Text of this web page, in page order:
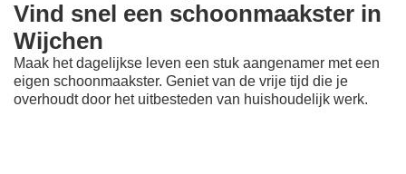
Vind snel een schoonmaakster in
Wijchen
Maak het dagelijkse leven een stuk aangenamer met een
eigen schoonmaakster. Geniet van de vrije tijd die je
overhoudt door het uitbesteden van huishoudelijk werk.